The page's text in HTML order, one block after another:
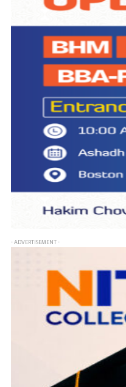
- ADVERTISEMENT -